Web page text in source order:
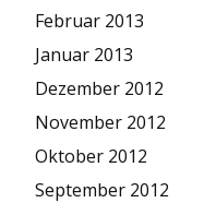
Februar 2013
Januar 2013
Dezember 2012
November 2012
Oktober 2012
September 2012